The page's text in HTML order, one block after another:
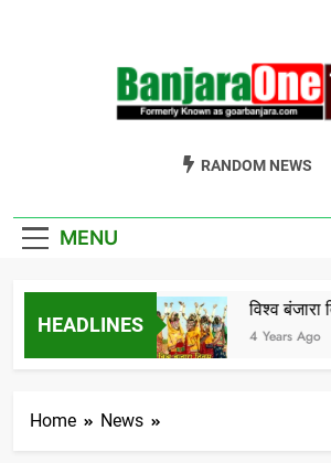
RANDOM NEWS
MENU
HEADLINES
भाग-1
विश्व बंजारा
4 Years Ago
Home News